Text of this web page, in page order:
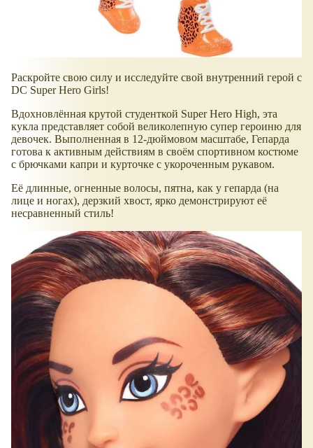
Раскройте свою силу и исследуйте свой внутренний герой с
DC Super Hero Girls!
Вдохновлённая крутой студенткой Super Hero High, эта
кукла представляет собой великолепную супер героиню для
девочек. Выполненная в 12-дюймовом масштабе, Гепарда
готова к активным действиям в своём спортивном костюме
с брючками капри и курточке с укороченным рукавом.
Её длинные, огненные волосы, пятна, как у гепарда (на
лице и ногах), дерзкий хвост, ярко демонстрируют её
несравненный стиль!